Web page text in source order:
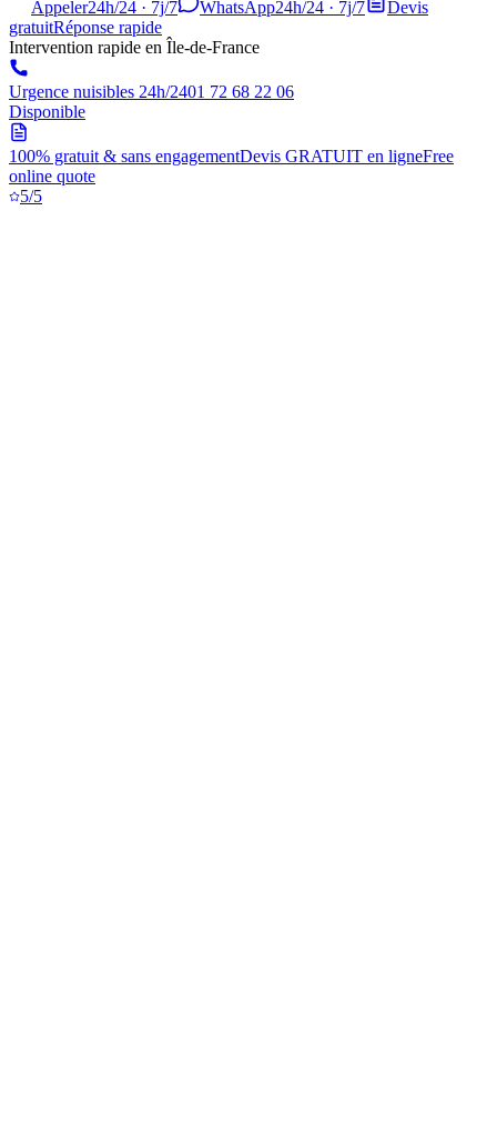
Appeler24h/24 · 7j/7 WhatsApp24h/24 · 7j/7
Devis
gratuitRéponse rapide
Intervention rapide en Île-de-France
Urgence nuisibles 24h/2401 72 68 22 06
Disponible
100% gratuit & sans engagementDevis GRATUIT en ligneFree
online quote
5/5